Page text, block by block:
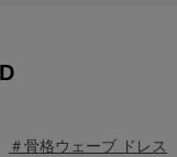
＃骨格ウェーブ ドレス